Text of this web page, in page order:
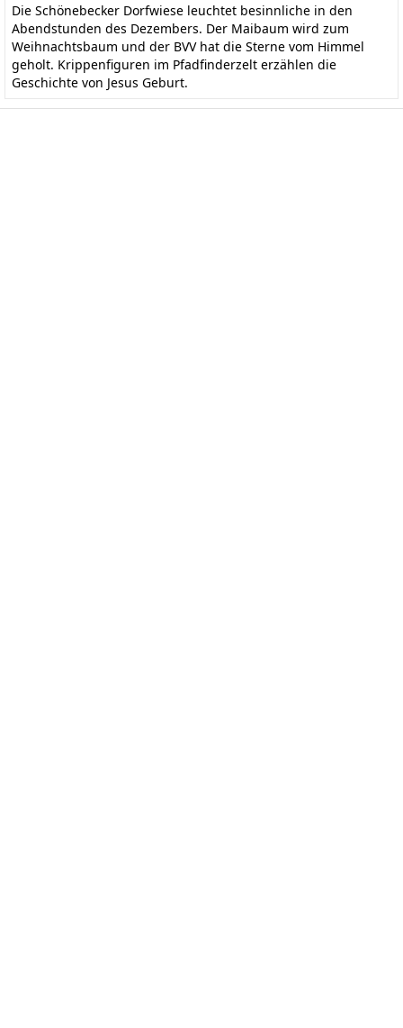
Die Schönebecker Dorfwiese leuchtet besinnliche in den
Abendstunden des Dezembers. Der Maibaum wird zum
Weihnachtsbaum und der BVV hat die Sterne vom Himmel
geholt. Krippenfiguren im Pfadfinderzelt erzählen die
Geschichte von Jesus Geburt.